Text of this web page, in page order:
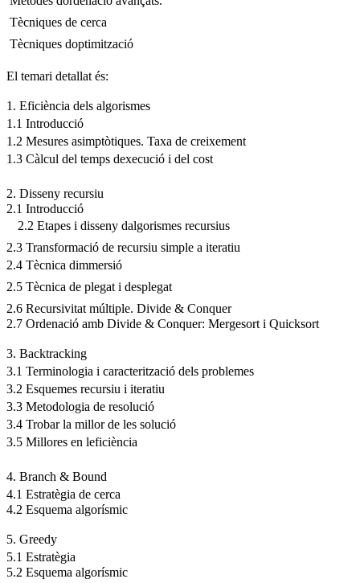
 Tècniques de cerca
 Tècniques doptimització
El temari detallat és:
1. Eficiència dels algorismes
1.1 Introducció
1.2 Mesures asimptòtiques. Taxa de creixement
1.3 Càlcul del temps dexecució i del cost
2. Disseny recursiu
2.1 Introducció
2.2 Etapes i disseny dalgorismes recursius
2.3 Transformació de recursiu simple a iteratiu
2.4 Tècnica dimmersió
2.5 Tècnica de plegat i desplegat
2.6 Recursivitat múltiple. Divide & Conquer
2.7 Ordenació amb Divide & Conquer: Mergesort i Quicksort
3. Backtracking
3.1 Terminologia i caracterització dels problemes
3.2 Esquemes recursiu i iteratiu
3.3 Metodologia de resolució
3.4 Trobar la millor de les solució
3.5 Millores en leficiència
4. Branch & Bound
4.1 Estratègia de cerca
4.2 Esquema algorísmic
5. Greedy
5.1 Estratègia
5.2 Esquema algorísmic